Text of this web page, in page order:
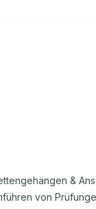
&
von